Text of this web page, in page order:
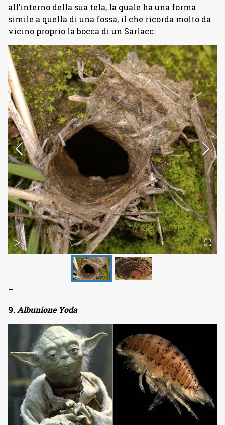
all’interno della sua tela, la quale ha una forma
simile a quella di una fossa, il che ricorda molto da
vicino proprio la bocca di un Sarlacc:
–
9.Albunione Yoda